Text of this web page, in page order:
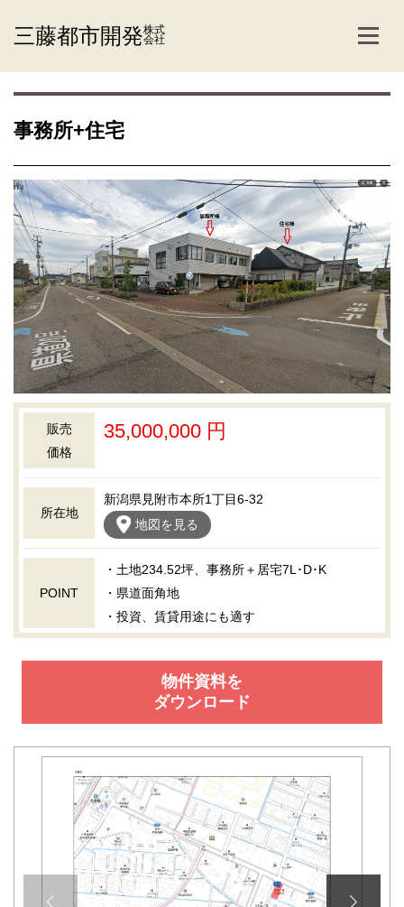
三藤都市開発株式
会社
事務所+住宅
販売
価格
35,000,000 円
所在地
新潟県見附市本所1丁目6-32
地図を見る
POINT
・土地234.52坪、事務所＋居宅7L･D･K
・県道面角地
・投資、賃貸用途にも適す
物件資料を
ダウンロード